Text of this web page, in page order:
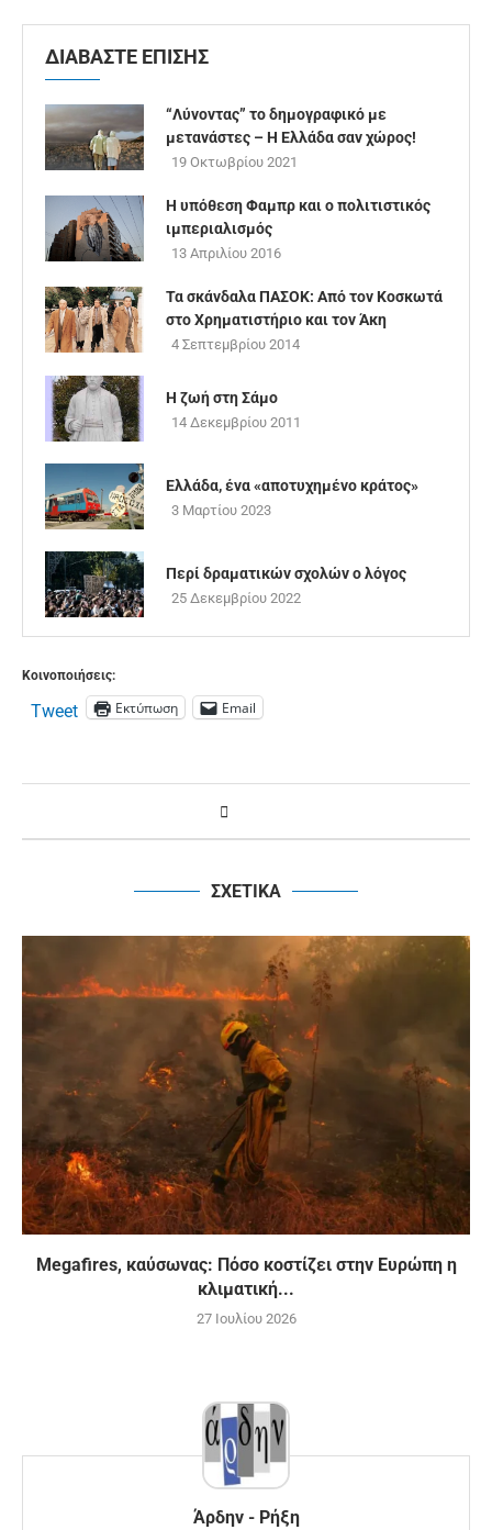
ΔΙΑΒΑΣΤΕ ΕΠΙΣΗΣ
“Λύνοντας” το δημογραφικό με
μετανάστες – Η Ελλάδα σαν χώρος!
19 Οκτωβρίου 2021
Η υπόθεση Φαμπρ και ο πολιτιστικός
ιμπεριαλισμός
13 Απριλίου 2016
Τα σκάνδαλα ΠΑΣΟΚ: Από τον Κοσκωτά
στο Χρηματιστήριο και τον Άκη
4 Σεπτεμβρίου 2014
Η ζωή στη Σάμο
14 Δεκεμβρίου 2011
Ελλάδα, ένα «αποτυχημένο κράτος»
3 Μαρτίου 2023
Περί δραματικών σχολών ο λόγος
25 Δεκεμβρίου 2022
Κοινοποιήσεις:
Tweet Εκτύπωση Email
ΣΧΕΤΙΚΑ
Megafires, καύσωνας: Πόσο κοστίζει στην Ευρώπη η
κλιματική...
27 Ιουλίου 2026
Άρδην - Ρήξη